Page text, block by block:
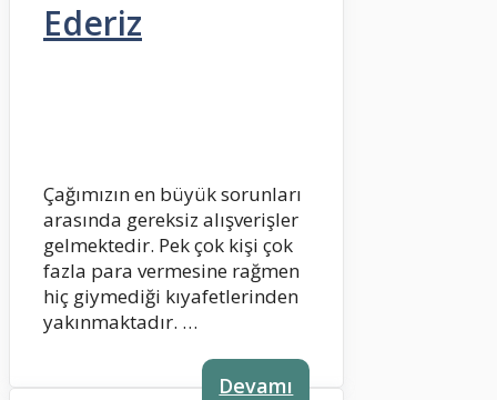
Ederiz
Çağımızın en büyük sorunları
arasında gereksiz alışverişler
gelmektedir. Pek çok kişi çok
fazla para vermesine rağmen
hiç giymediği kıyafetlerinden
yakınmaktadır. …
Devamı